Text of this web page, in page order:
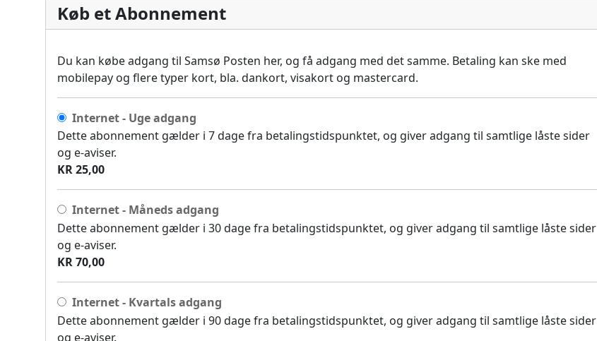
Køb et Abonnement
Du kan købe adgang til Samsø Posten her, og få adgang med det samme. Betaling kan ske med
mobilepay og flere typer kort, bla. dankort, visakort og mastercard.
Internet - Uge adgang
Dette abonnement gælder i 7 dage fra betalingstidspunktet, og giver adgang til samtlige låste sider
og e-aviser.
KR 25,00
Internet - Måneds adgang
Dette abonnement gælder i 30 dage fra betalingstidspunktet, og giver adgang til samtlige låste sider
og e-aviser.
KR 70,00
Internet - Kvartals adgang
Dette abonnement gælder i 90 dage fra betalingstidspunktet, og giver adgang til samtlige låste sider
og e-aviser.